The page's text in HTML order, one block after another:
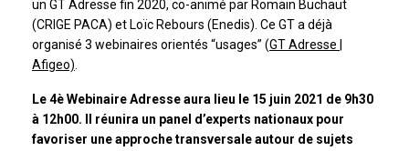
un GT Adresse fin 2020, co-animé par Romain Buchaut
(CRIGE PACA) et Loïc Rebours (Enedis). Ce GT a déjà
organisé 3 webinaires orientés “usages” (GT Adresse |
Afigeo)
Le 4è Webinaire Adresse aura lieu le 15 juin 2021 de 9h30
à 12h00. Il réunira un panel d’experts nationaux pour
favoriser une approche transversale autour de sujets